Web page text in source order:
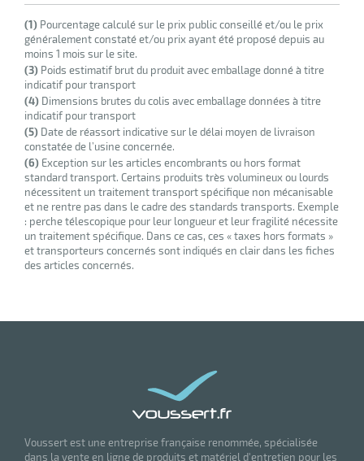
(1) Pourcentage calculé sur le prix public conseillé et/ou le prix
généralement constaté et/ou prix ayant été proposé depuis au
moins 1 mois sur le site.
(3) Poids estimatif brut du produit avec emballage donné à titre
indicatif pour transport
(4) Dimensions brutes du colis avec emballage données à titre
indicatif pour transport
(5) Date de réassort indicative sur le délai moyen de livraison
constatée de l’usine concernée.
(6) Exception sur les articles encombrants ou hors format
standard transport. Certains produits très volumineux ou lourds
nécessitent un traitement transport spécifique non mécanisable
et ne rentre pas dans le cadre des standards transports. Exemple
: perche télescopique pour leur longueur et leur fragilité nécessite
un traitement spécifique. Dans ce cas, ces « taxes hors formats »
et transporteurs concernés sont indiqués en clair dans les fiches
des articles concernés.
Voussert est une entreprise française renommée, spécialisée
dans la vente en ligne de produits et matériel d'entretien pour les